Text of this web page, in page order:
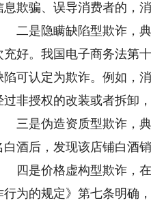
息欺骗、误导消费者的，
是隐瞒缺陷型欺诈，典
充好。我国电子商务法第
陷可认定为欺诈。例如，
过非授权的改装或者拆卸
是伪造资质型欺诈，典
白酒后，发现该店铺白酒
是价格虚构型欺诈，在
行为的规定》第七条明确